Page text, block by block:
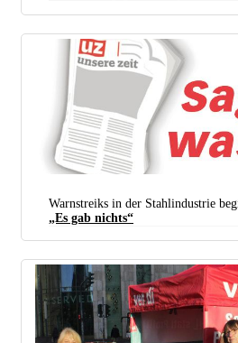
Die streikenden Lkw-Fahrer in Gräfenhausen haben die
sichtbar gemacht. (Foto: RTDD)
Warnstreiks in der Stahlindustrie
„Es gab nichts“